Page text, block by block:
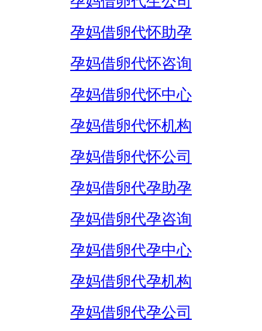
孕妈借卵代怀助孕
孕妈借卵代怀咨询
孕妈借卵代怀中心
孕妈借卵代怀机构
孕妈借卵代怀公司
孕妈借卵代孕助孕
孕妈借卵代孕咨询
孕妈借卵代孕中心
孕妈借卵代孕机构
孕妈借卵代孕公司